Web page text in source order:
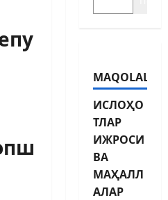
MAQOLALAR
ИСЛОҲО
ТЛАР
ИЖРОСИ
ВА
МАҲАЛЛ
АЛАР